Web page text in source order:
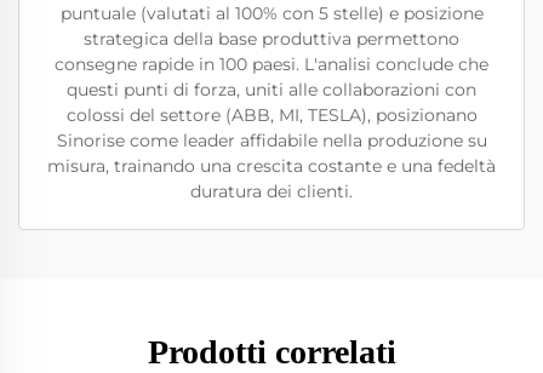
puntuale (valutati al 100% con 5 stelle) e posizione
strategica della base produttiva permettono
consegne rapide in 100 paesi. L'analisi conclude che
questi punti di forza, uniti alle collaborazioni con
colossi del settore (ABB, MI, TESLA), posizionano
Sinorise come leader affidabile nella produzione su
misura, trainando una crescita costante e una fedeltà
duratura dei clienti.
Prodotti correlati